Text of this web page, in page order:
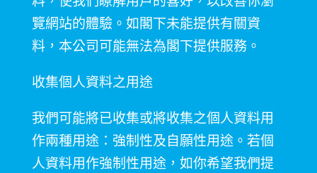
覽網站的體驗。如閣下未能提供有關資
料，本公司可能無法為閣下提供服務。
收集個人資料之用途
我們可能將已收集或將收集之個人資料用
作兩種用途：強制性及自願性用途。若個
人資料用作強制性用途，如你希望我們提